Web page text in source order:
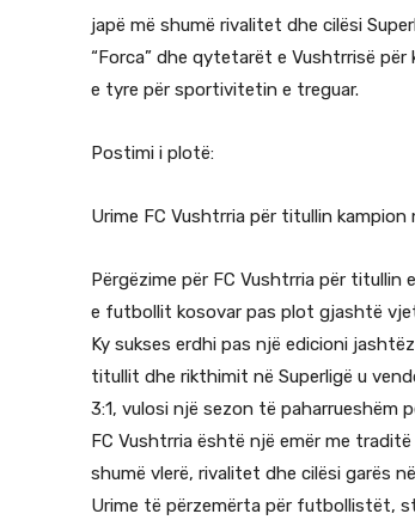
japë më shumë rivalitet dhe cilësi
“Forca” dhe qytetarët e Vushtrrisë
e tyre për sportivitetin e treguar.
Postimi i plotë:
Urime FC Vushtrria për titullin
Përgëzime për FC Vushtrria për titullin
e futbollit kosovar pas plot gjashtë
Ky sukses erdhi pas një edicioni
titullit dhe rikthimit në Superligë u
3:1, vulosi një sezon të paharrueshëm
FC Vushtrria është një emër me
shumë vlerë, rivalitet dhe cilësi garës
Urime të përzemërta për futbollistët,